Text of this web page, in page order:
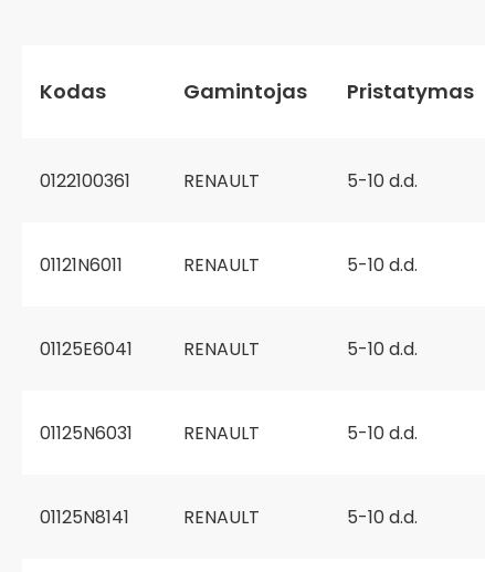
Kodas Gamintojas Pristatymas
0122100361 RENAULT 5-10 d.d.
01121N6011 RENAULT 5-10 d.d.
01125E6041 RENAULT 5-10 d.d.
01125N6031 RENAULT 5-10 d.d.
01125N8141 RENAULT 5-10 d.d.